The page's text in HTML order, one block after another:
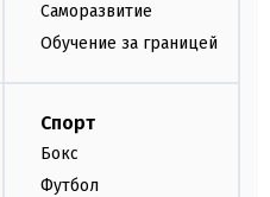
Саморазвитие
Обучение за границей
Спорт
Бокс
Футбол